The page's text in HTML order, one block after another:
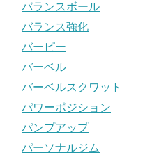
バランスボール
バランス強化
バーピー
バーベル
バーベルスクワット
パワーポジション
パンプアップ
パーソナルジム